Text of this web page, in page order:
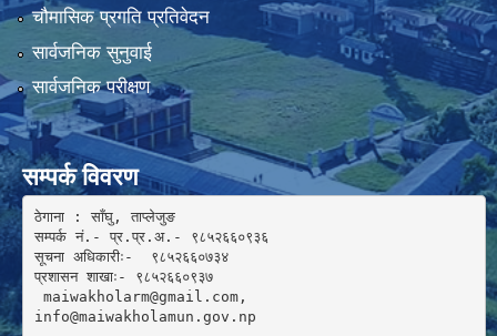
चौमासिक प्रगति प्रतिवेदन
सार्वजनिक सुनुवाई
सार्वजनिक परीक्षण
सम्पर्क विवरण
ठेगाना : साँघु, ताप्लेजुङ
सम्पर्क नं.- प्र.प्र.अ.- ९८५२६६०९३६
सूचना अधिकारीः-  ९८५२६६०७३४
प्रशासन शाखाः- ९८५२६६०९३७
maiwakholarm@gmail.com,
info@maiwakholamun.gov.np